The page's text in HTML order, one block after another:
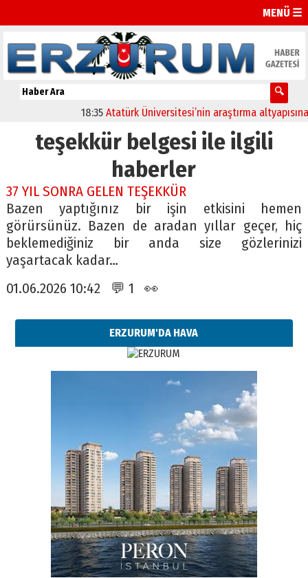
MENÜ ☰
18:35 Atatürk Üniversitesi’nin araştırma altyapısına
teşekkür belgesi ile ilgili
haberler
37 YIL SONRA GELEN TEŞEKKÜR
Bazen yaptığınız bir işin etkisini hemen
görürsünüz. Bazen de aradan yıllar geçer, hiç
beklemediğiniz bir anda size gözlerinizi
yaşartacak kadar…
01.06.2026 10:42 💬 1 👀
ERZURUM'DA HAVA